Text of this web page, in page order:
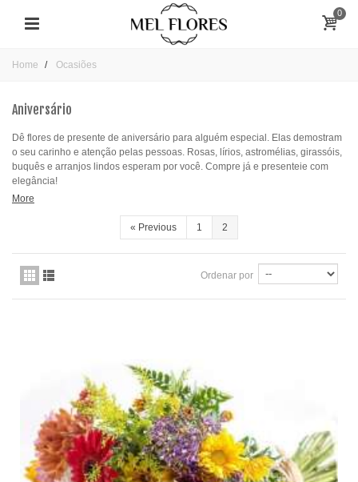
0
Home Ocasiões
Aniversário
Dê flores de presente de aniversário para alguém especial. Elas demostram
o seu carinho e atenção pelas pessoas. Rosas, lírios, astromélias, girassóis,
buquês e arranjos lindos esperam por você. Compre já e presenteie com
elegância!
More
« Previous 1 2
Ordenar por